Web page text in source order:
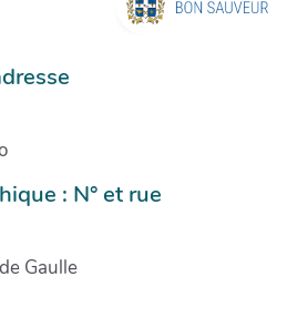
: N° et rue
Gaulle